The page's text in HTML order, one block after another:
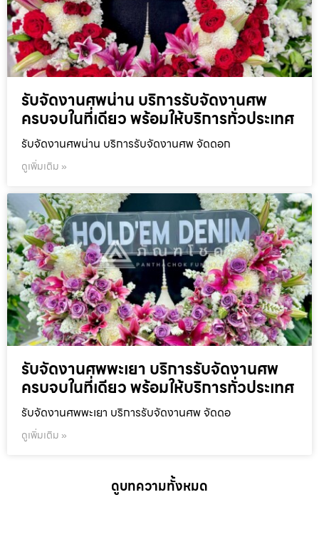
รับจัดงานศพน่าน บริการรับจัดงานศพ
ครบจบในที่เดียว พร้อมให้บริการทั่วประเทศ
รับจัดงานศพน่าน บริการรับจัดงานศพ จัดดอก
ดูเพิ่มเติม »
รับจัดงานศพพะเยา บริการรับจัดงานศพ
ครบจบในที่เดียว พร้อมให้บริการทั่วประเทศ
รับจัดงานศพพะเยา บริการรับจัดงานศพ จัดดอ
ดูเพิ่มเติม »
ดูบทความทั้งหมด